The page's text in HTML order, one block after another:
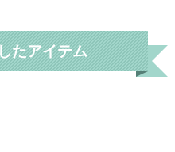
たアイテム